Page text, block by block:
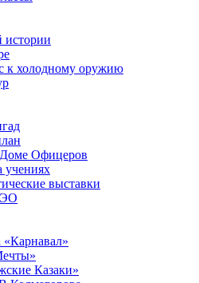
истории
к холодному оружию
Офицеров
учениях
выставки
Казаки»